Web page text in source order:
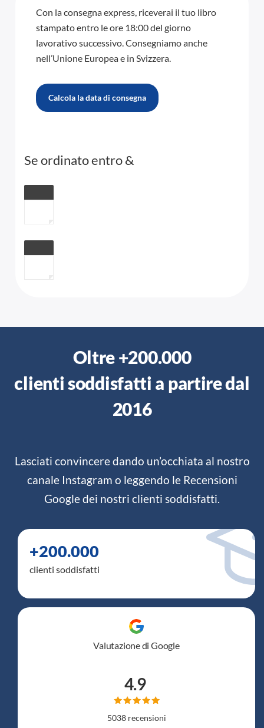
Con la consegna express, riceverai il tuo libro
stampato entro le ore 18:00 del giorno
lavorativo successivo. Consegniamo anche
nell’Unione Europea e in Svizzera.
Calcola la data di consegna
Se ordinato entro&
Oltre +200.000
clienti soddisfatti a partire dal
2016
Lasciati convincere dando un’occhiata al nostro
canale Instagram o leggendo le Recensioni
Googledei nostri clienti soddisfatti.
+200.000
clienti soddisfatti
Valutazione di Google
4.9
5038 recensioni